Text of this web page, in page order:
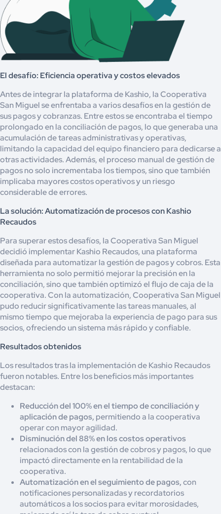
El desafío: Eficiencia operativa y costos elevados
Antes de integrar la plataforma de Kashio, la Cooperativa
San Miguel se enfrentaba a varios desafíos en la gestión de
sus pagos y cobranzas. Entre estos se encontraba el tiempo
prolongado en la conciliación de pagos, lo que generaba una
acumulación de tareas administrativas y operativas,
limitando la capacidad del equipo financiero para dedicarse a
otras actividades. Además, el proceso manual de gestión de
pagos no solo incrementaba los tiempos, sino que también
implicaba mayores costos operativos y un riesgo
considerable de errores.
La solución: Automatización de procesos con Kashio
Recaudos
Para superar estos desafíos, la Cooperativa San Miguel
decidió implementar Kashio Recaudos, una plataforma
diseñada para automatizar la gestión de pagos y cobros. Esta
herramienta no solo permitió mejorar la precisión en la
conciliación, sino que también optimizó el flujo de caja de la
cooperativa. Con la automatización, Cooperativa San Miguel
pudo reducir significativamente las tareas manuales, al
mismo tiempo que mejoraba la experiencia de pago para sus
socios, ofreciendo un sistema más rápido y confiable.
Resultados obtenidos
Los resultados tras la implementación de Kashio Recaudos
fueron notables. Entre los beneficios más importantes
destacan:
Reducción del 100% en el tiempo de conciliación y
aplicación de pagos, permitiendo a la cooperativa
operar con mayor agilidad.
Disminución del 88% en los costos operativos
relacionados con la gestión de cobros y pagos, lo que
impactó directamente en la rentabilidad de la
cooperativa.
Automatización en el seguimiento de pagos,con
notificaciones personalizadas y recordatorios
automáticos a los socios para evitar morosidades,